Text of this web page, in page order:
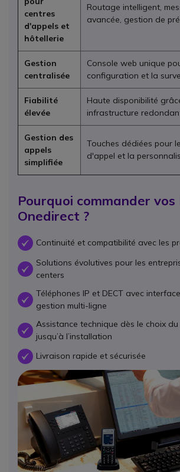
centres
d'appels et
hôtellerie
Routage intelligent,
avancée, gestion de
Gestion
centralisée
Console web unique
configuration et la
Fiabilité
élevée
Haute disponibilité
infrastructure
Gestion des
appels
simplifiée
Touches dédiées pour
d'appel et la
Pourquoi commander vos
Onedirect ?
OK
Continuité et compatibilité avec les
OK
Solutions évolutives pour les
centers
OK
Téléphones IP et DECT avec
gestion multi-ligne
OK
Assistance technique dès le choix
jusqu’à l’installation
OK
Livraison rapide et sécurisée